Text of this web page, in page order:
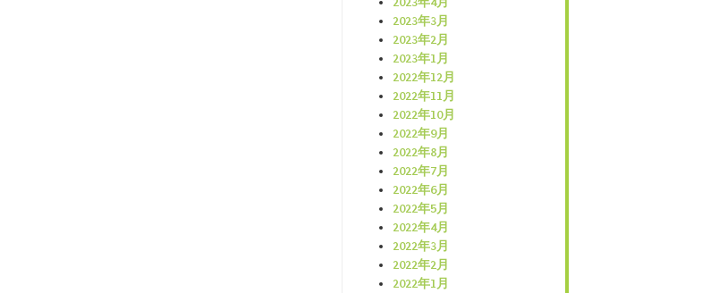
2023年3月
2023年2月
2023年1月
2022年12月
2022年11月
2022年10月
2022年9月
2022年8月
2022年7月
2022年6月
2022年5月
2022年4月
2022年3月
2022年2月
2022年1月